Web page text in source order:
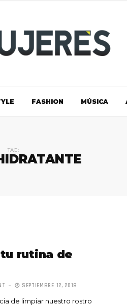
FASHION MÚSICA
TAG:
rutina de
SEPTIEMBRE 12, 2018
de limpiar nuestro rostro